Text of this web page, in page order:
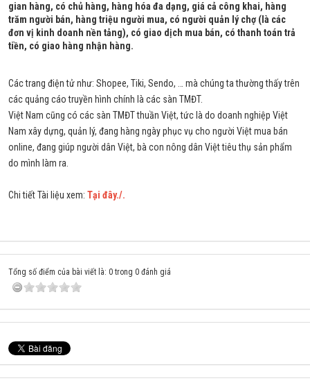
gian hàng, có chủ hàng, hàng hóa đa dạng, giá cả công khai, hàng
trăm người bán, hàng triệu người mua, có người quản lý chợ (là các
đơn vị kinh doanh nền tảng), có giao dịch mua bán, có thanh toán trả
tiền, có giao hàng nhận hàng.
Các trang điện tử như: Shopee, Tiki, Sendo, … mà chúng ta thường thấy trên
các quảng cáo truyền hình chính là các sàn TMĐT.
Việt Nam cũng có các sàn TMĐT thuần Việt, tức là do doanh nghiệp Việt
Nam xây dựng, quản lý, đang hàng ngày phục vụ cho người Việt mua bán
online, đang giúp người dân Việt, bà con nông dân Việt tiêu thụ sản phẩm
do mình làm ra.
Chi tiết Tài liệu xem: Tại đây./.
Tổng số điểm của bài viết là: 0 trong 0 đánh giá